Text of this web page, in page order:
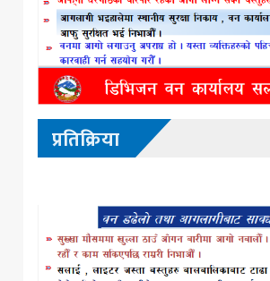
प्रतिक्रिया